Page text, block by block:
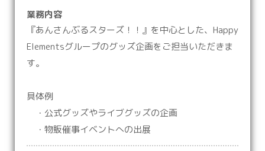
業務内容
『あんさんぶるスターズ！！』を中心とした、Happy
Elementsグループのグッズ企画をご担当いただきま
す。
具体例
・公式グッズやライブグッズの企画
・物販催事イベントへの出展